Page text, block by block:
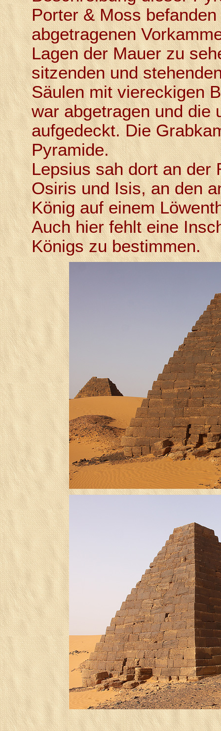
Porter & Moss
abgetragenen
Lagen der Mauer zu
sitzenden und
Säulen mit viereckigen
war abgetragen und die
aufgedeckt. Die
Pyramide.
Lepsius sah dort an der
Osiris und Isis, an den
König auf einem
Auch hier fehlt eine
Königs zu bestimmen.